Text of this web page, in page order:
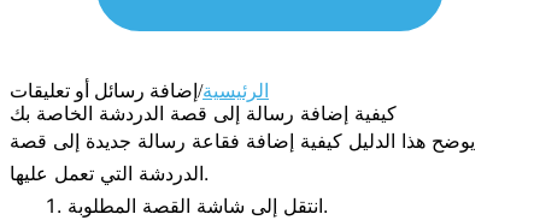
الرئيسية/ إضافة رسائل أو تعليقات
كيفية إضافة رسالة إلى قصة الدردشة الخاصة بك
يوضح هذا الدليل كيفية إضافة فقاعة رسالة جديدة إلى قصة
الدردشة التي تعمل عليها.
انتقل إلى شاشة القصة المطلوبة.